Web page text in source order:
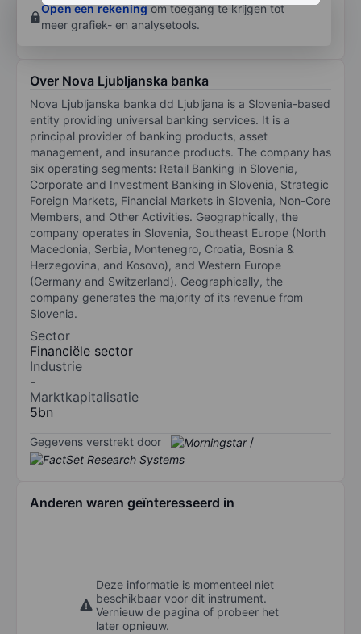
Open een rekeningom toegang te krijgen tot
meer grafiek- en analysetools.
Over Nova Ljubljanska banka
Nova Ljubljanska banka dd Ljubljana is a Slovenia-based
entity providing universal banking services. It is a
principal provider of banking products, asset
management, and insurance products. The company has
six operating segments: Retail Banking in Slovenia,
Corporate and Investment Banking in Slovenia, Strategic
Foreign Markets, Financial Markets in Slovenia, Non-Core
Members, and Other Activities. Geographically, the
company operates in Slovenia, Southeast Europe (North
Macedonia, Serbia, Montenegro, Croatia, Bosnia &
Herzegovina, and Kosovo), and Western Europe
(Germany and Switzerland). Geographically, the
company generates the majority of its revenue from
Slovenia.
Sector
Financiële sector
Industrie
-
Marktkapitalisatie
5bn
Gegevens verstrekt door /
Anderen waren geïnteresseerd in
Deze informatie is momenteel niet
beschikbaar voor dit instrument.
Vernieuw de pagina of probeer het
later opnieuw.